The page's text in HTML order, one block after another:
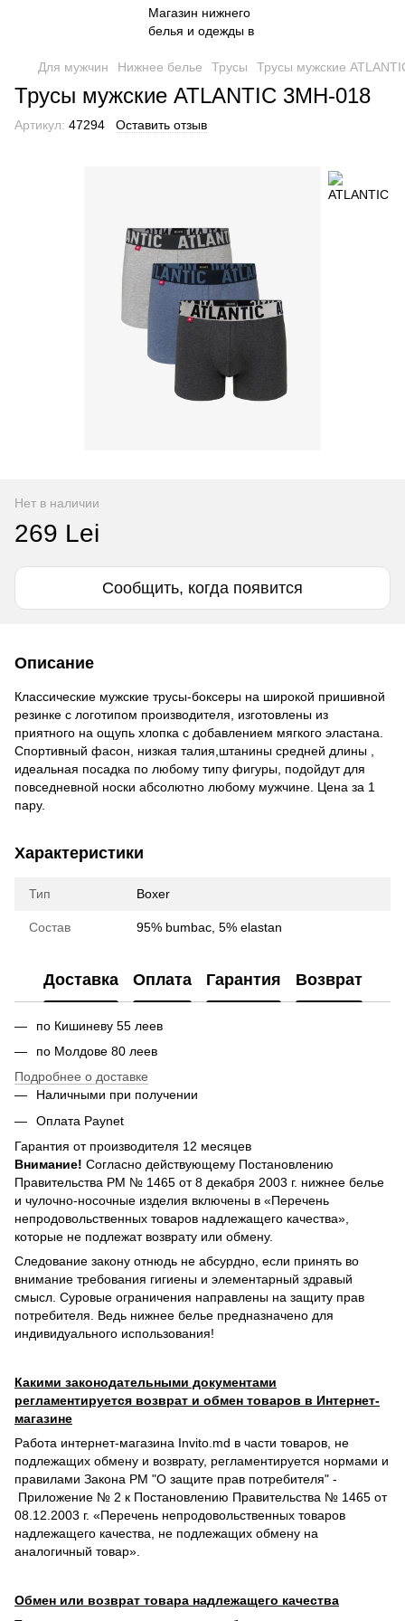
Для мужчин Нижнее белье Трусы Трусы мужские
Трусы мужские ATLANTIC 3MH-018
Артикул: 47294 Оставить отзыв
Нет в наличии
269 Lei
Сообщить, когда появится
Описание
Классические мужские трусы-боксеры на широкой пришивной
резинке с логотипом производителя, изготовлены из
приятного на ощупь хлопка с добавлением мягкого эластана.
Спортивный фасон, низкая талия,штанины средней длины ,
идеальная посадка по любому типу фигуры, подойдут для
повседневной носки абсолютно любому мужчине. Цена за 1
пару.
Характеристики
Тип Boxer
Состав 95% bumbac, 5% elastan
Доставка Оплата Гарантия Возврат
по Кишиневу 55 леев
по Молдове 80 леев
Подробнее о доставке
Наличными при получении
Оплата Paynet
Гарантия от производителя 12 месяцев
Внимание! Согласно действующему Постановлению
Правительства РМ № 1465 от 8 декабря 2003 г. нижнее белье
и чулочно-носочные изделия включены в «Перечень
непродовольственных товаров надлежащего качества»,
которые не подлежат возврату или обмену.
Следование закону отнюдь не абсурдно, если принять во
внимание требования гигиены и элементарный здравый
смысл. Суровые ограничения направлены на защиту прав
потребителя. Ведь нижнее белье предназначено для
индивидуального использования!
Какими законодательными документами
регламентируется возврат и обмен товаров в Интернет-
магазине
Работа интернет-магазина Invito.md в части товаров, не
подлежащих обмену и возврату, регламентируется нормами и
правилами Закона РМ "О защите прав потребителя" -
Приложение № 2 к Постановлению Правительства № 1465 от
08.12.2003 г. «Перечень непродовольственных товаров
надлежащего качества, не подлежащих обмену на
аналогичный товар».
Обмен или возврат товара надлежащего качества